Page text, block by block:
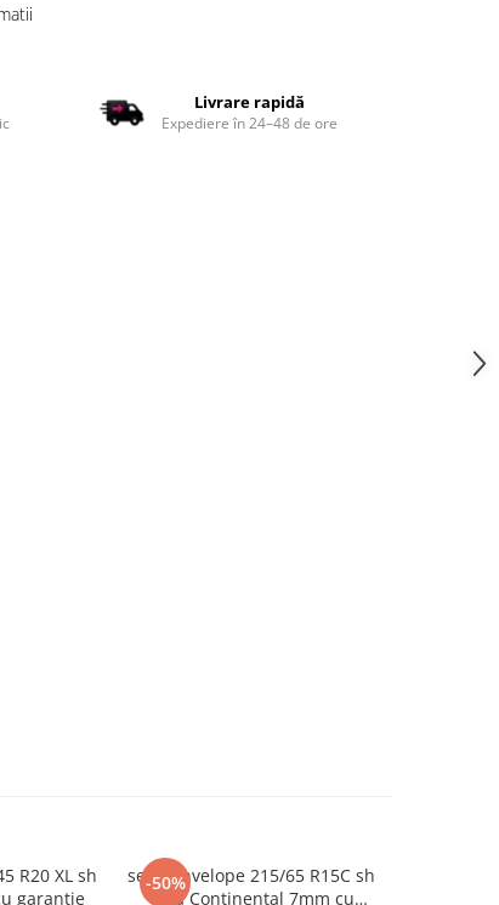
Livrare rapidă
Expediere în 24–48 de ore
R20 XL sh
garantie
-50%
set 2 anvelope 215/65 R15C sh
vara Continental 7mm cu